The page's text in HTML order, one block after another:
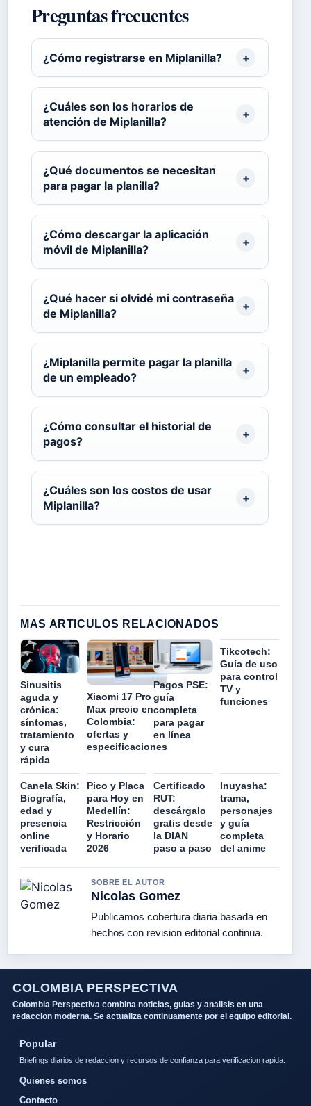
Preguntas frecuentes
¿Cómo registrarse en Miplanilla?
¿Cuáles son los horarios de
atención de Miplanilla?
¿Qué documentos se necesitan
para pagar la planilla?
¿Cómo descargar la aplicación
móvil de Miplanilla?
¿Qué hacer si olvidé mi contraseña
de Miplanilla?
¿Miplanilla permite pagar la planilla
de un empleado?
¿Cómo consultar el historial de
pagos?
¿Cuáles son los costos de usar
Miplanilla?
MAS ARTICULOS RELACIONADOS
Sinusitis
aguda y
crónica:
síntomas,
tratamiento
y cura
rápida
Xiaomi 17 Pro
Max precio en
Colombia:
ofertas y
especificaciones
Pagos PSE:
guía
completa
para pagar
en línea
Tikcotech:
Guía de uso
para control
TV y
funciones
Canela Skin:
Biografía,
edad y
presencia
online
verificada
Pico y Placa
para Hoy en
Medellín:
Restricción
y Horario
2026
Certificado
RUT:
descárgalo
gratis desde
la DIAN
paso a paso
Inuyasha:
trama,
personajes
y guía
completa
del anime
SOBRE EL AUTOR
Nicolas Gomez
Publicamos cobertura diaria basada en
hechos con revision editorial continua.
COLOMBIA PERSPECTIVA
Colombia Perspectiva combina noticias, guias y analisis en una
redaccion moderna. Se actualiza continuamente por el equipo editorial.
Popular
Briefings diarios de redaccion y recursos de confianza para verificacion rapida.
Quienes somos
Contacto